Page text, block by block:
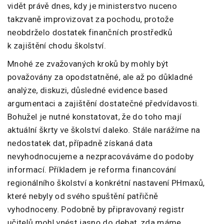
vidět právě dnes, kdy je ministerstvo nuceno
takzvaně improvizovat za pochodu, protože
neobdrželo dostatek finančních prostředků
k zajištění chodu školství.
Mnohé ze zvažovaných kroků by mohly být
považovány za opodstatněné, ale až po důkladné
analýze, diskuzi, důsledné evidence based
argumentaci a zajištění dostatečné předvídavosti.
Bohužel je nutné konstatovat, že do toho mají
aktuální škrty ve školství daleko. Stále narážíme na
nedostatek dat, případně získaná data
nevyhodnocujeme a nezpracováváme do podoby
informací. Příkladem je reforma financování
regionálního školství a konkrétní nastavení PHmaxů,
které nebyly od svého spuštění patřičně
vyhodnoceny. Podobně by připravovaný registr